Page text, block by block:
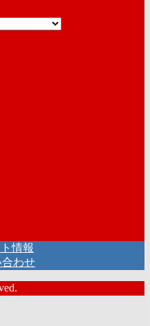
情報
わせ